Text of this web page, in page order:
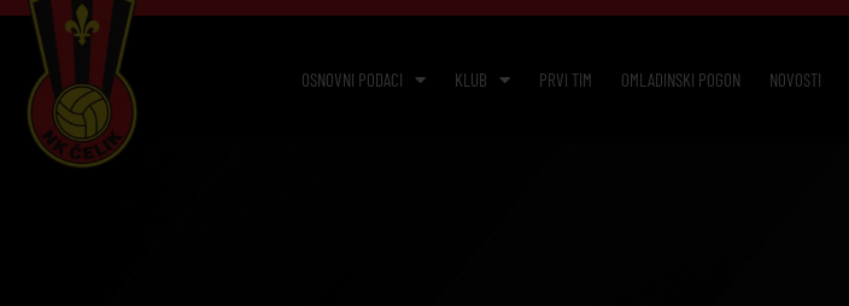
OSNOVNI PODACI KLUB PRVI TIM OMLADINSKI POGON NOVOSTI